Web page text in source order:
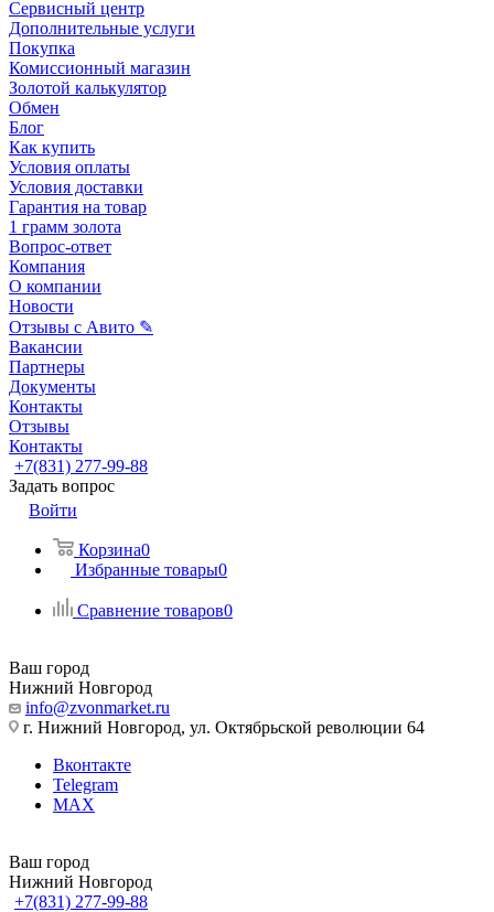
Сервисный центр
Дополнительные услуги
Покупка
Комиссионный магазин
Золотой калькулятор
Обмен
Блог
Как купить
Условия оплаты
Условия доставки
Гарантия на товар
1 грамм золота
Вопрос-ответ
Компания
О компании
Новости
Отзывы с Авито ✎
Вакансии
Партнеры
Документы
Контакты
Отзывы
Контакты
+7(831) 277-99-88
Задать вопрос
Войти
Корзина0
Избранные товары0
Сравнение товаров0
Ваш город
Нижний Новгород
info@zvonmarket.ru
г. Нижний Новгород, ул. Октябрьской революции 64
Вконтакте
Telegram
MAX
Ваш город
Нижний Новгород
+7(831) 277-99-88